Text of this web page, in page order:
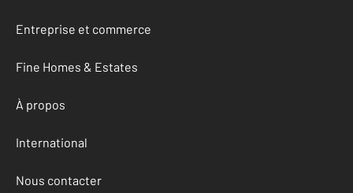
Entreprise et commerce
Fine Homes & Estates
À propos
International
Nous contacter